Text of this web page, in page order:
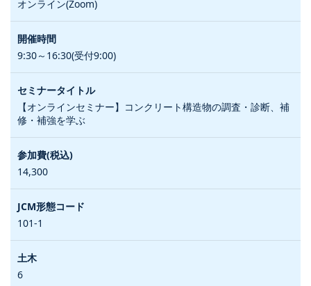
オンライン(Zoom)
9:30～16:30(受付9:00)
【オンラインセミナー】コンクリート構造物の調査・診断、補
修・補強を学ぶ
14,300
101-1
6